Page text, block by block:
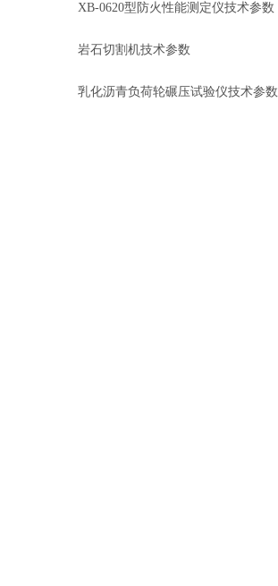
XB-0620型防火性能测定仪技术参数
岩石切割机技术参数
乳化沥青负荷轮碾压试验仪技术参数